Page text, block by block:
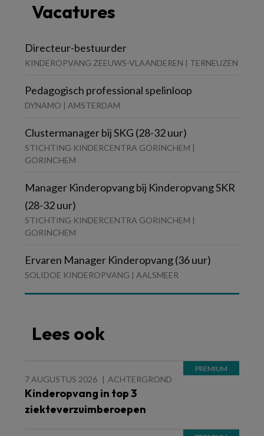
Vacatures
Directeur-bestuurder
KINDEROPVANG ZEEUWS-VLAANDEREN | TERNEUZEN
Pedagogisch professional spelinloop
DYNAMO | AMSTERDAM
Clustermanager bij SKG (28-32 uur)
STICHTING KINDERCENTRA GORINCHEM |
GORINCHEM
Manager Kinderopvang bij Kinderopvang SKR
(28-32 uur)
STICHTING KINDERCENTRA GORINCHEM |
GORINCHEM
Ervaren Manager Kinderopvang (36 uur)
SOLIDOE KINDEROPVANG | AALSMEER
Lees ook
7 AUGUSTUS 2026 ACHTERGROND
Kinderopvang in top 3
ziekteverzuimberoepen